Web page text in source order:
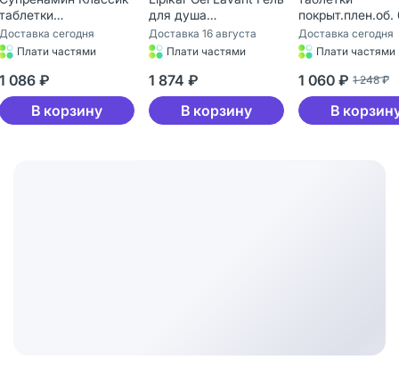
таблетки
покрыт.кишечнорастворимой
об. массой 155 мг 40
шт
Доставка сегодня
Плати частями
1 086 ₽
В корзину
для душа
очищающий
успокаивающий с
защитными
свойствами 400 мл 1
шт
Доставка 16 августа
Плати частями
1 874 ₽
В корзину
покрыт.плен.об.
мг 60 шт
Доставка сегодня
Плати частями
1 060 ₽ 1 248 ₽
В